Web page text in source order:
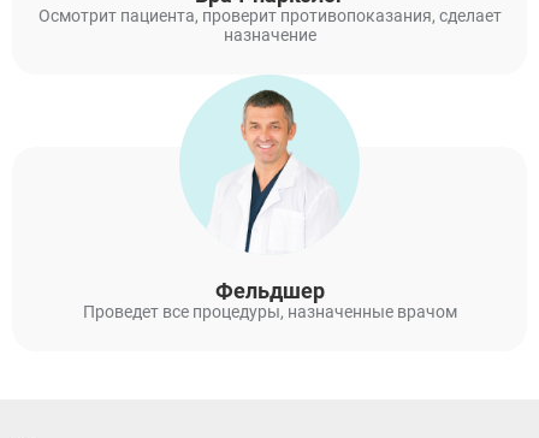
Осмотрит пациента, проверит противопоказания, сделает
назначение
Фельдшер
Проведет все процедуры, назначенные врачом